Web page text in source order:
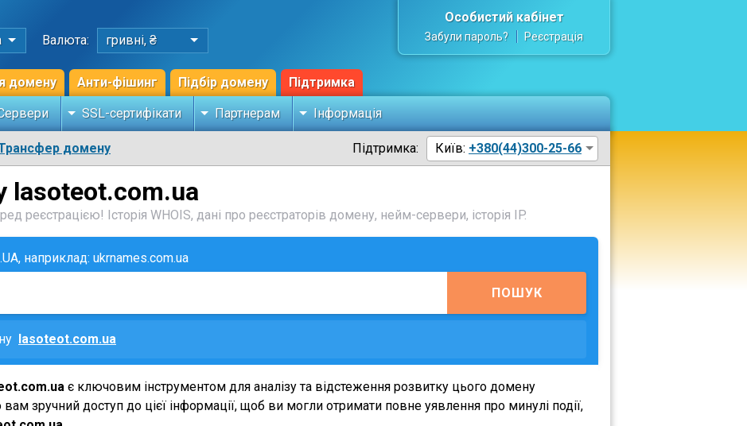
Валюта: гривні, ₴
домену Анти-фішинг Підбір домену Підтримка
Особистий кабінет
Забули пароль? Реєстрація
SSL-сертифікати Партнерам Інформація
домену Підтримка: Київ: +380(44)300-25-66
lasoteot.com.ua
реєстрацією! Історія WHOIS, дані про реєстраторів домену, нейм-сервери, історія IP.
наприклад: ukrnames.com.ua
ПОШУК
lasoteot.com.ua
є ключовим інструментом для аналізу та відстеження розвитку цього домену
зручний доступ до цієї інформації, щоб ви могли отримати повне уявлення про минулі події,